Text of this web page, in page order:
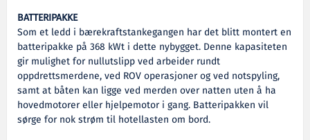
BATTERIPAKKE
Som et ledd i bærekraftstankegangen har det blitt montert en
batteripakke på 368 kWt i dette nybygget. Denne kapasiteten
gir mulighet for nullutslipp ved arbeider rundt
oppdrettsmerdene, ved ROV operasjoner og ved notspyling,
samt at båten kan ligge ved merden over natten uten å ha
hovedmotorer eller hjelpemotor i gang. Batteripakken vil
sørge for nok strøm til hotellasten om bord.